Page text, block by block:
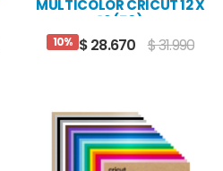
MULTICOLOR CRICUT 12 X
12 (50)
10% $ 28.670 $ 31.990